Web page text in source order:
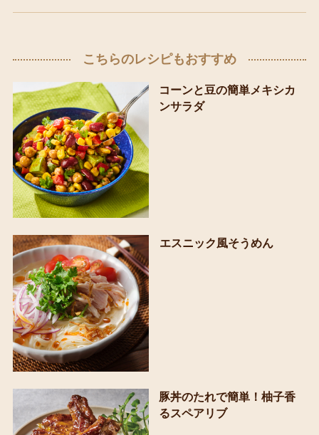
こちらのレシピもおすすめ
コーンと豆の簡単メキシカ
ンサラダ
エスニック風そうめん
豚丼のたれで簡単！柚子香
るスペアリブ